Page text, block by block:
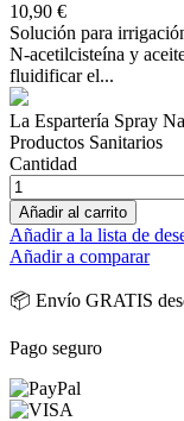
10,90 €
Solución para
N‑acetilcisteína y
fluidificar el...
La Espartería Spray
Productos Sanitarios
Cantidad
Añadir al carrito
Añadir a la lista de
Añadir a comparar
📦 Envío GRATIS
Pago seguro